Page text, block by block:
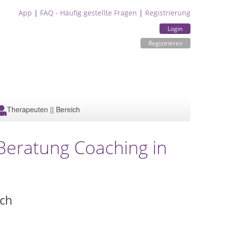
App | FAQ - Häufig gestellte Fragen | Registrierung
Login
Registrieren
Therapeuten || Bereich
Coaching in